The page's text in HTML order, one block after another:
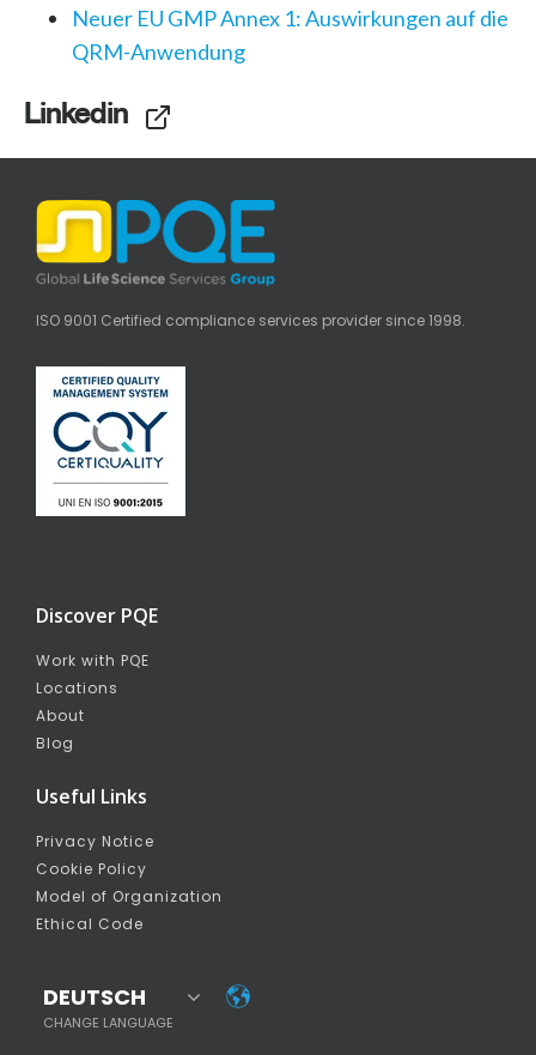
Neuer EU GMP Annex 1: Auswirkungen auf die
QRM-Anwendung
Linkedin
ISO 9001 Certified compliance services provider since 1998.
Discover PQE
Work with PQE
Locations
About
Blog
Useful Links
Privacy Notice
Cookie Policy
Model of Organization
Ethical Code
DEUTSCH
CHANGE LANGUAGE